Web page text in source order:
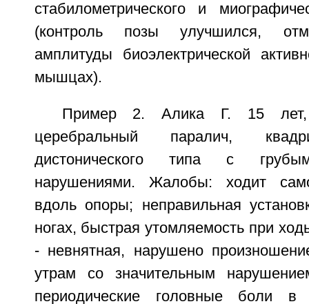
стабилометрического и
(контроль позы улучшился,
амплитуды биоэлектрической
мышцах).
Пример 2. Алика Г. 15 лет,
церебральный паралич,
дистонического типа с
нарушениями. Жалобы: ходит
вдоль опоры; неправильная
ногах, быстрая утомляемость при
- невнятная, нарушено
утрам со значительным
периодические головные боли в